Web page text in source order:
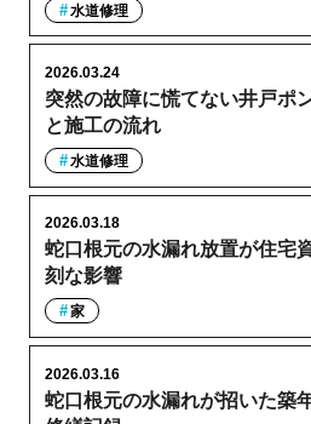
水道修理
突然の故障に慌てない井戸ポ
と施工の流れ
2026.03.24
水道修理
蛇口根元の水漏れ放置が住宅
刻な影響
2026.03.18
家
蛇口根元の水漏れが招いた築
2026.03.16